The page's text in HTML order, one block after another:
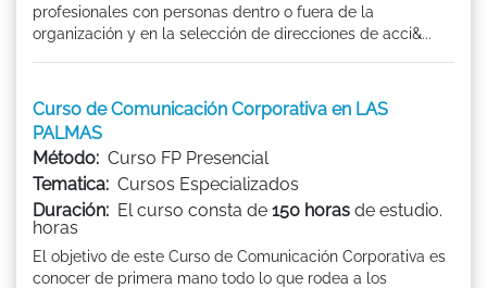
profesionales con personas dentro o fuera de la
organización y en la selección de direcciones de acci&...
Curso de Comunicación Corporativa en LAS
PALMAS
Método: Curso FP Presencial
Tematica: Cursos Especializados
Duración: El curso consta de 150 horas de estudio.
horas
El objetivo de este Curso de Comunicación Corporativa es
conocer de primera mano todo lo que rodea a los